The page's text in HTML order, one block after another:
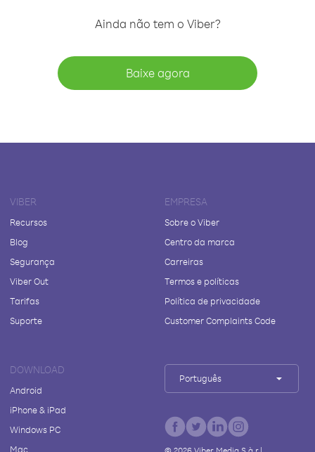
Ainda não tem o Viber?
Baixe agora
VIBER
Recursos
Blog
Segurança
Viber Out
Tarifas
Suporte
EMPRESA
Sobre o Viber
Centro da marca
Carreiras
Termos e políticas
Política de privacidade
Customer Complaints Code
DOWNLOAD
Android
iPhone & iPad
Windows PC
Mac
Português